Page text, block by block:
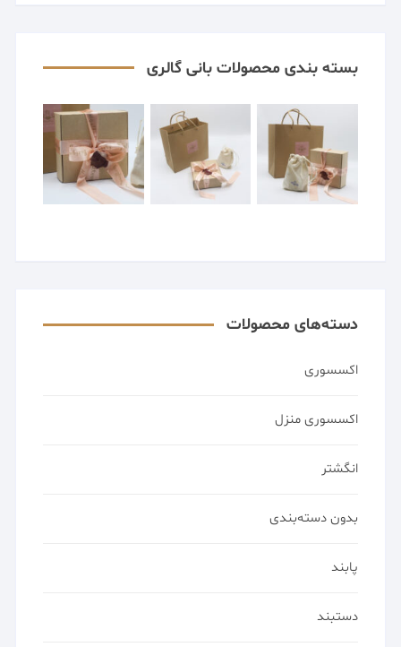
بسته بندی محصولات بانی گالری
دسته‌های محصولات
اکسسوری
اکسسوری منزل
انگشتر
بدون دسته‌بندی
پابند
دستبند